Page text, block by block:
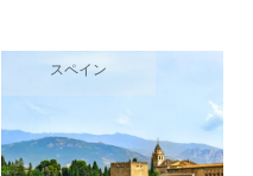
スペイン